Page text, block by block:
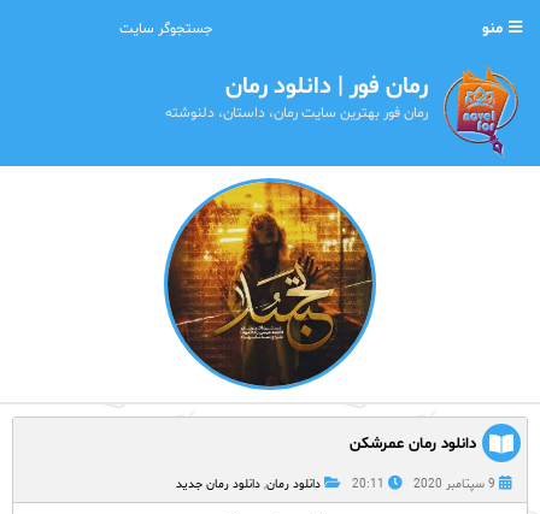
منو
رمان فور | دانلود رمان
رمان فور بهترین سایت رمان، داستان، دلنوشته
دانلود رمان عمرشکن
9 سپتامبر 2020 20:11 دانلود رمان, دانلود رمان جدید